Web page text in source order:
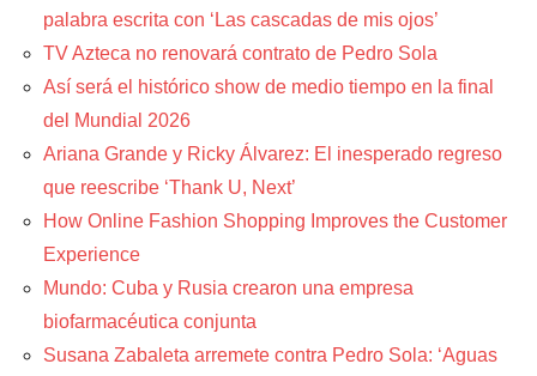
palabra escrita con ‘Las cascadas de mis ojos’
TV Azteca no renovará contrato de Pedro Sola
Así será el histórico show de medio tiempo en la final
del Mundial 2026
Ariana Grande y Ricky Álvarez: El inesperado regreso
que reescribe ‘Thank U, Next’
How Online Fashion Shopping Improves the Customer
Experience
Mundo: Cuba y Rusia crearon una empresa
biofarmacéutica conjunta
Susana Zabaleta arremete contra Pedro Sola: ‘Aguas